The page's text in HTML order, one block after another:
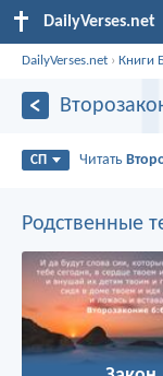
DailyVerses.net
DailyVerses.net ›Книги
СП Читать
Родственные